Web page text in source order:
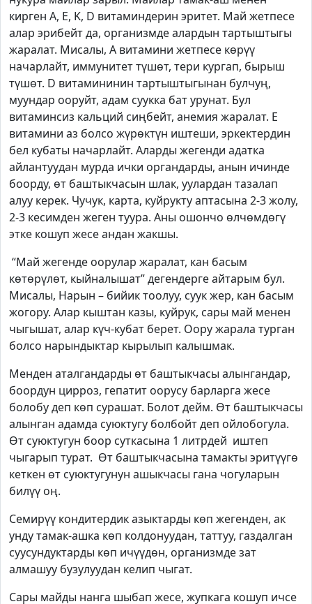
кирген A, E, K, D витаминдерин эритет. Май жетпесе
алар эрибейт да, организмде алардын тартыштыгы
жаралат. Мисалы, A витамини жетпесе көрүү
начарлайт, иммунитет түшөт, тери кургап, бырыш
түшөт. D витамининин тартыштыгынан булчуң,
муундар ооруйт, адам суукка бат урунат. Бул
витаминсиз кальций сиңбейт, анемия жаралат. E
витамини аз болсо жүрөктүн иштеши, эркектердин
бел кубаты начарлайт. Аларды жегенди адатка
айлантуудан мурда ички органдарды, анын ичинде
боорду, өт баштыкчасын шлак, уулардан тазалап
алуу керек. Чучук, карта, куйрукту аптасына 2-3 жолу,
2-3 кесимден жеген туура. Аны ошончо өлчөмдөгү
этке кошуп жесе андан жакшы.
“Май жегенде оорулар жаралат, кан басым
көтөрүлөт, кыйналышат” дегендерге айтарым бул.
Мисалы, Нарын – бийик тоолуу, суук жер, кан басым
жогору. Алар кыштан казы, куйрук, сары май менен
чыгышат, алар күч-кубат берет. Оору жарала турган
болсо нарындыктар кырылып калышмак.
Менден аталгандарды өт баштыкчасы алынгандар,
боордун цирроз, гепатит оорусу барларга жесе
болобу деп көп сурашат. Болот дейм. Өт баштыкчасы
алынган адамда суюктугу болбойт деп ойлобогула.
Өт суюктугун боор суткасына 1 литрдей иштеп
чыгарып турат. Өт баштыкчасына тамакты эритүүгө
кеткен өт суюктугунун ашыкчасы гана чогуларын
билүү оң.
Семирүү кондитердик азыктарды көп жегенден, ак
унду тамак-ашка көп колдонуудан, таттуу, газдалган
суусундуктарды көп ичүүдөн, организмде зат
алмашуу бузулуудан келип чыгат.
Сары майды нанга шыбап жесе, жупкага кошуп ичсе